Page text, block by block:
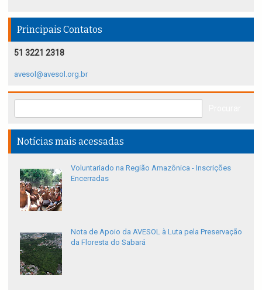
Principais Contatos
51 3221 2318
avesol@avesol.org.br
Notícias mais acessadas
Voluntariado na Região Amazônica - Inscrições
Encerradas
Nota de Apoio da AVESOL à Luta pela Preservação
da Floresta do Sabará